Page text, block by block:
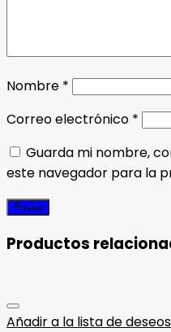
Nombre *
Correo electrónico *
Guarda mi nombre,
este navegador para la
Productos
Añadir a la lista de deseos